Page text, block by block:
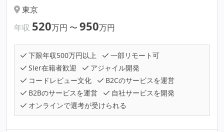
東京
年収 520万円 〜 950万円
下限年収500万円以上
一部リモート可
SIer在籍者歓迎
アジャイル開発
コードレビュー文化
B2Cのサービスを運営
B2Bのサービスを運営
自社サービスを開発
オンラインで選考が受けられる